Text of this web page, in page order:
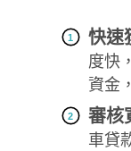
快速
度快
資金
審核
車貸